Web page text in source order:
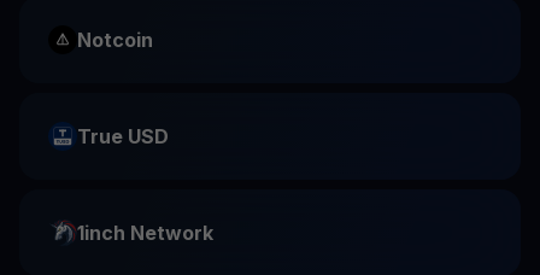
Notcoin
True USD
1inch Network